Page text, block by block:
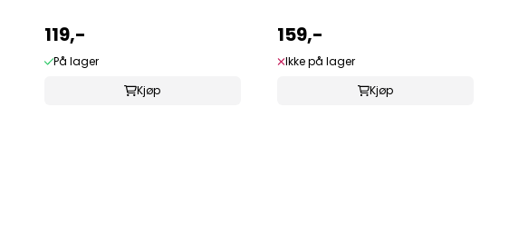
119,-
På lager
Kjøp
159,-
Ikke på lager
Kjøp